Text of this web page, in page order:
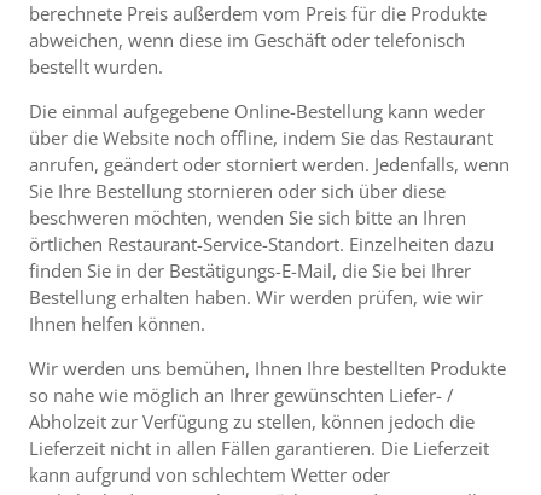
berechnete Preis außerdem vom Preis für die Produkte
abweichen, wenn diese im Geschäft oder telefonisch
bestellt wurden.
Die einmal aufgegebene Online-Bestellung kann weder
über die Website noch offline, indem Sie das Restaurant
anrufen, geändert oder storniert werden. Jedenfalls, wenn
Sie Ihre Bestellung stornieren oder sich über diese
beschweren möchten, wenden Sie sich bitte an Ihren
örtlichen Restaurant-Service-Standort. Einzelheiten dazu
finden Sie in der Bestätigungs-E-Mail, die Sie bei Ihrer
Bestellung erhalten haben. Wir werden prüfen, wie wir
Ihnen helfen können.
Wir werden uns bemühen, Ihnen Ihre bestellten Produkte
so nahe wie möglich an Ihrer gewünschten Liefer- /
Abholzeit zur Verfügung zu stellen, können jedoch die
Lieferzeit nicht in allen Fällen garantieren. Die Lieferzeit
kann aufgrund von schlechtem Wetter oder